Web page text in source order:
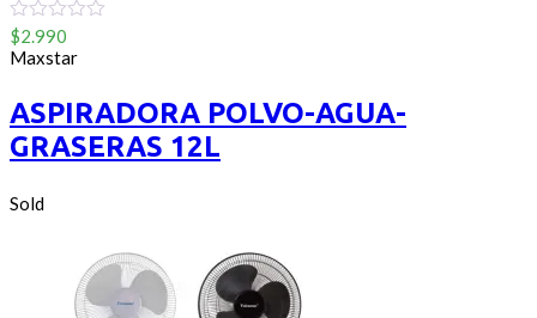
0
out
of
$2.990
Maxstar
ASPIRADORA POLVO-AGUA-
GRASERAS 12L
Sold